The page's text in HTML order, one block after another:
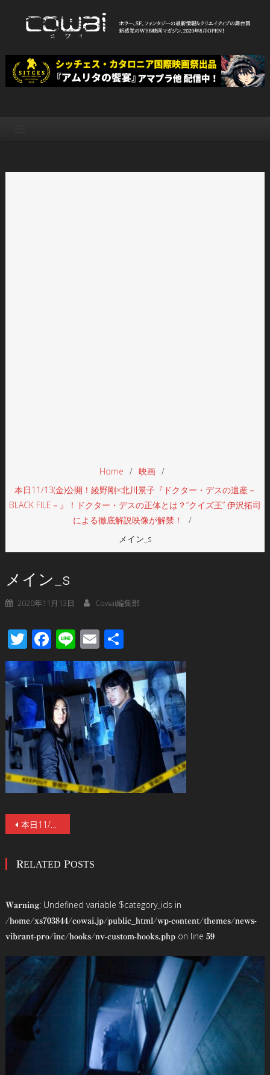
WEB映画マガジン「cowai コ
ワイ」
Home
映画
本日11/13(金)公開！綾野剛×北川景子『ドクター・デスの遺産－
BLACK FILE－』！ドクター・デスの正体とは？“クイズ王” 伊沢拓司
による徹底解説映像が解禁！
メイン_s
メイン_s
2020年11月13日 Cowai編集部
Twitter
Facebook
LineEmail
有
投
ナ
ゲ
ー
シ
ョ
ン
本日11/13(金)公開！綾野剛×北川景子『ドクター・デスの遺産－BLACK FILE－』！ドクター・デスの正体とは？“クイズ王” 伊沢拓司による徹底解説映像が解禁！
RELATED POSTS
Warning: Undefined variable $category_ids in
/home/xs703844/cowai.jp/public_html/wp-content/themes/news-
vibrant-pro/inc/hooks/nv-custom-hooks.phpon line 59